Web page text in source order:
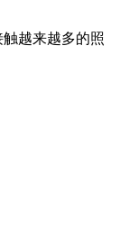
越来越多的照